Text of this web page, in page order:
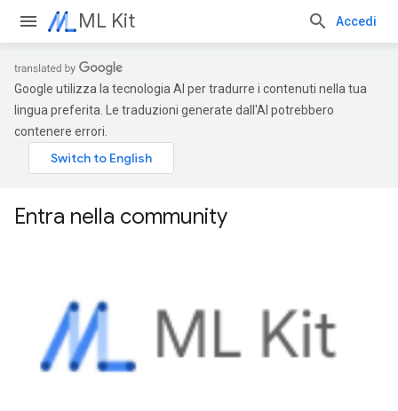
ML Kit Accedi
Google utilizza la tecnologia AI per tradurre i contenuti nella tua
lingua preferita. Le traduzioni generate dall'AI potrebbero
contenere errori.
Entra nella community